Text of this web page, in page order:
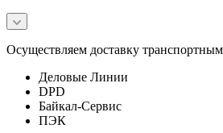
Осуществляем доставку
Деловые Линии
DPD
Байкал-Сервис
ПЭК